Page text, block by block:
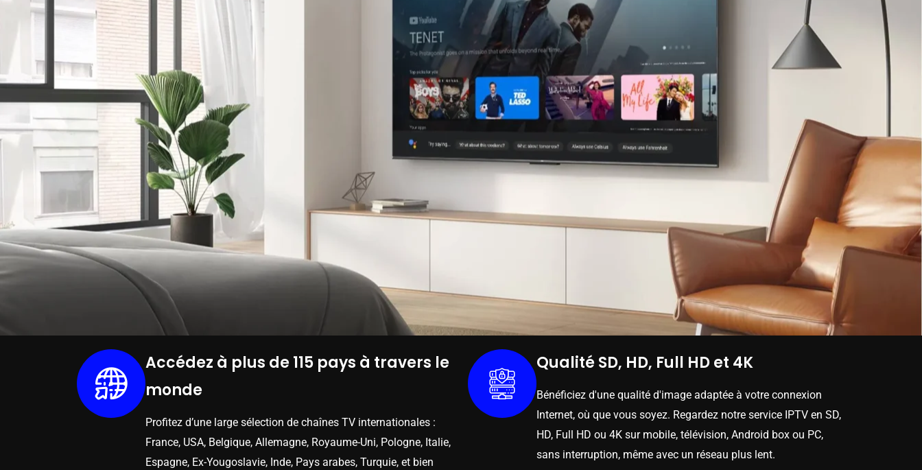
Accédez à plus de 115 pays à travers le
monde
Profitez d’une large sélection de chaînes TV internationales :
France, USA, Belgique, Allemagne, Royaume-Uni, Pologne, Italie,
Espagne, Ex-Yougoslavie, Inde, Pays arabes, Turquie, et bien
Qualité SD, HD, Full HD et 4K
Bénéficiez d'une qualité d'image adaptée à votre connexion
Internet, où que vous soyez. Regardez notre service IPTV en SD,
HD, Full HD ou 4K sur mobile, télévision, Android box ou PC,
sans interruption, même avec un réseau plus lent.